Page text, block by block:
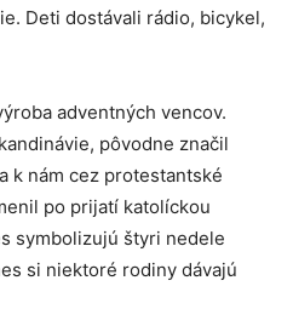
Deti dostávali rádio, bicykel,
adventných vencov.
pôvodne značil
k nám cez protestantské
po prijatí katolíckou
symbolizujú štyri nedele
si niektoré rodiny dávajú